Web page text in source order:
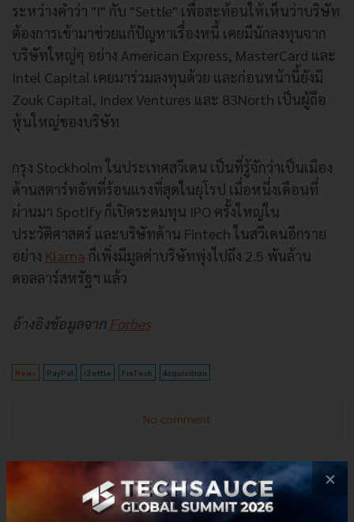
ระหว่างคำว่า "I" กับ "Settle" เพื่อสะท้อนให้เห็นว่าบริษัท
ต้องการเข้ามาช่วยแก้ปัญหาเรื่องหนี้ เคยมีนักลงทุนจาก
บริษัทใหญ่ๆ อย่าง American Express, MasterCard และ
Intel Capital เคยมาร่วมลงทุนด้วย และก่อนหน้านี้ยังมี
Zouk Capital, Index Ventures และ 83North เป็นผู้ถือ
หุ้นใหญ่ของบริษัท
กรุง Stockholm ในประเทศสวีเดน เป็นที่รู้จักว่าเป็นเมือง
ด้านสตาร์ทอัพที่ร้อนแรงที่สุดในยุโรป เมื่อหนึ่งเดือนที่
ผ่านมา Spotify ก็เปิดระดมทุน IPO ครั้งใหญ่ใน
ประวัติศาสตร์ และบริษัทด้าน Fintech ในสวีเดนอีกราย
อย่าง Klarna ก็เพิ่งมีมูลค่าบริษัทพุ่งไปถึง 2.5 พันล้าน
ดอลลาร์สหรัฐฯ แล้ว
อ้างอิงข้อมูลจาก Forbes
News PayPal iZettle FinTech Acquisition
No comment
×